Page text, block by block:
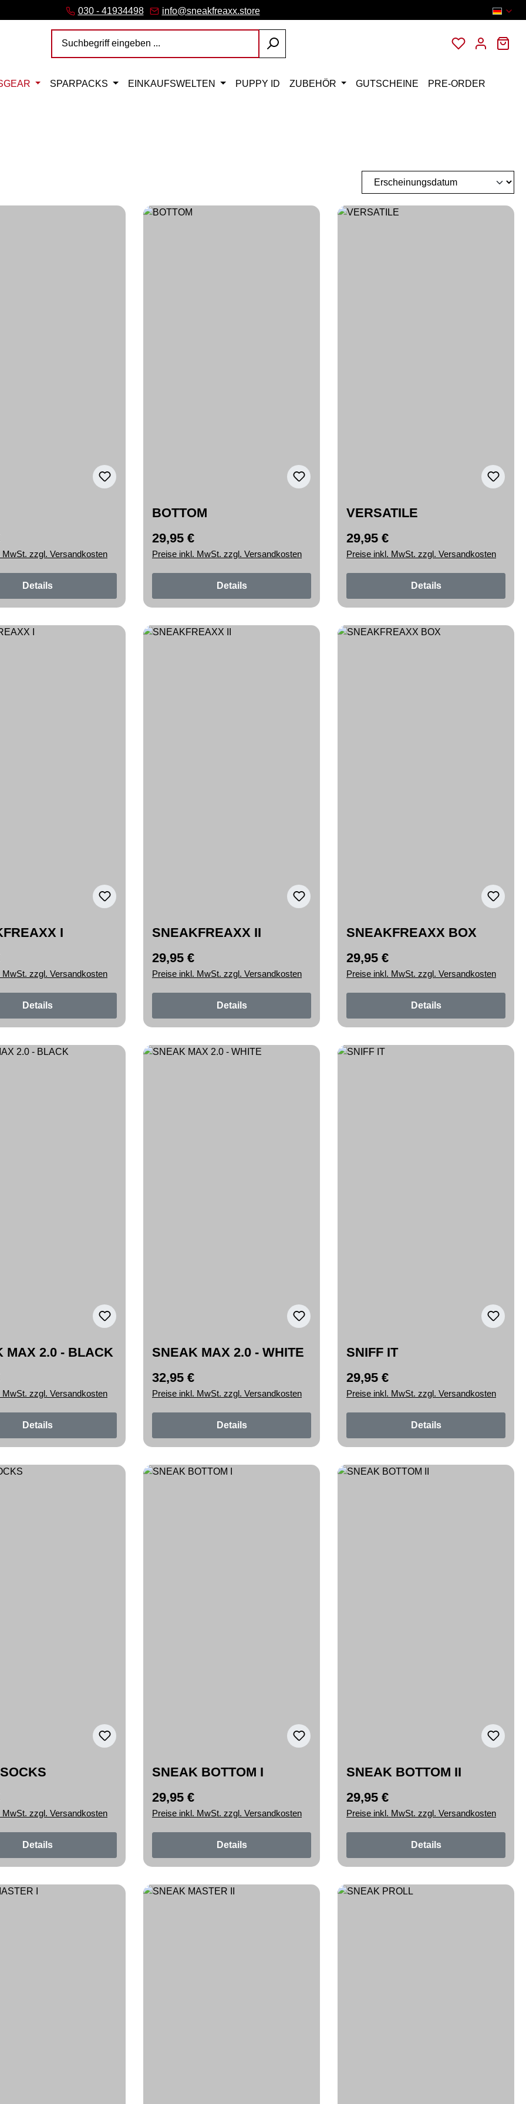
Link)
(externer Link)
Link)
Link)
öffnet in neuem Tab (externer Link)
030 - 41934498 info@sneakfreaxx.store
Du hast 0
SPARPACKS EINKAUFSWELTEN PUPPY ID ZUBEHÖR GUTSCHEINE PRE-ORDER
Preis:
MwSt. zzgl. Versandkosten
Details
BOTTOM
Regulärer Preis:
29,95 €
Preise inkl. MwSt. zzgl. Versandkosten
Details
VERSATILE
Regulärer Preis:
29,95 €
Preise inkl. MwSt. zzgl. Versandkosten
Details
I
Preis:
MwSt. zzgl. Versandkosten
Details
SNEAKFREAXX II
Regulärer Preis:
29,95 €
Preise inkl. MwSt. zzgl. Versandkosten
Details
SNEAKFREAXX BOX
Regulärer Preis:
29,95 €
Preise inkl. MwSt. zzgl. Versandkosten
Details
MAX 2.0 - BLACK
Preis:
MwSt. zzgl. Versandkosten
Details
SNEAK MAX 2.0 - WHITE
Regulärer Preis:
32,95 €
Preise inkl. MwSt. zzgl. Versandkosten
Details
SNIFF IT
Regulärer Preis:
29,95 €
Preise inkl. MwSt. zzgl. Versandkosten
Details
Preis:
MwSt. zzgl. Versandkosten
Details
SNEAK BOTTOM I
Regulärer Preis:
29,95 €
Preise inkl. MwSt. zzgl. Versandkosten
Details
SNEAK BOTTOM II
Regulärer Preis:
29,95 €
Preise inkl. MwSt. zzgl. Versandkosten
Details